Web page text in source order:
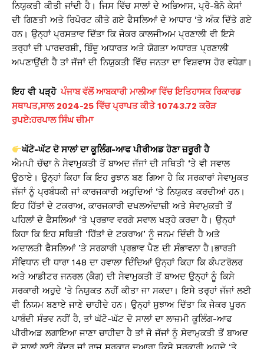
ਨਿਯੁਕਤੀ ਕੀਤੀ ਜਾਂਦੀ ਹੈ। ਜਿਸ ਵਿੱਚ ਸਾਲਾਂ ਦੇ ਅਭਿਆਸ, ਪ੍ਰੋ-ਬੋਨੋ ਕੇਸਾਂ
ਦੀ ਗਿਣਤੀ ਅਤੇ ਰਿਪੋਰਟ ਕੀਤੇ ਗਏ ਫੈਸਲਿਆਂ ਦੇ ਆਧਾਰ ‘ਤੇ ਅੰਕ ਦਿੱਤੇ ਗਏ
ਹਨ। ਉਨ੍ਹਾਂ ਪ੍ਰਸਤਾਵ ਦਿੱਤਾ ਕਿ ਜੇਕਰ ਕਾਲਜੀਅਮ ਪ੍ਰਣਾਲੀ ਵੀ ਇਸੇ
ਤਰ੍ਹਾਂ ਦੀ ਪਾਰਦਰਸ਼ੀ, ਬਿੰਦੂ ਅਧਾਰਤ ਅਤੇ ਯੋਗਤਾ ਅਧਾਰਤ ਪ੍ਰਣਾਲੀ
ਅਪਣਾਉਂਦੀ ਹੈ ਤਾਂ ਜੱਜਾਂ ਦੀ ਨਿਯੁਕਤੀ ਵਿੱਚ ਜਨਤਾ ਦਾ ਵਿਸ਼ਵਾਸ ਹੋਰ ਵਧੇਗਾ।
ਇਹ ਵੀ ਪੜ੍ਹੋ ਪੰਜਾਬ ਵੱਲੋਂ ਆਬਕਾਰੀ ਮਾਲੀਆ ਵਿੱਚ ਇਤਿਹਾਸਕ ਰਿਕਾਰਡ
ਸਥਾਪਤ,ਸਾਲ 2024-25 ਵਿੱਚ ਪ੍ਰਾਪਤ ਕੀਤੇ 10743.72 ਕਰੋੜ
ਰੁਪਏ:ਹਰਪਾਲ ਸਿੰਘ ਚੀਮਾ
ਘੱਟੋ-ਘੱਟ ਦੋ ਸਾਲਾਂ ਦਾ ਕੂਲਿੰਗ-ਆਫ ਪੀਰੀਅਡ ਹੋਣਾ ਜ਼ਰੂਰੀ ਹੈ
ਐਮਪੀ ਚੱਢਾ ਨੇ ਸੇਵਾਮੁਕਤੀ ਤੋਂ ਬਾਅਦ ਜੱਜਾਂ ਦੀ ਸਥਿਤੀ ‘ਤੇ ਵੀ ਸਵਾਲ
ਉਠਾਏ। ਉਨ੍ਹਾਂ ਕਿਹਾ ਕਿ ਇਹ ਰੁਝਾਨ ਬਣ ਗਿਆ ਹੈ ਕਿ ਸਰਕਾਰਾਂ ਸੇਵਾਮੁਕਤ
ਜੱਜਾਂ ਨੂੰ ਪ੍ਰਬੰਧਕੀ ਜਾਂ ਕਾਰਜਕਾਰੀ ਅਹੁਦਿਆਂ ‘ਤੇ ਨਿਯੁਕਤ ਕਰਦੀਆਂ ਹਨ।
ਇਹ ਹਿੱਤਾਂ ਦੇ ਟਕਰਾਅ, ਕਾਰਜਕਾਰੀ ਦਖਲਅੰਦਾਜ਼ੀ ਅਤੇ ਸੇਵਾਮੁਕਤੀ ਤੋਂ
ਪਹਿਲਾਂ ਦੇ ਫੈਸਲਿਆਂ ‘ਤੇ ਪ੍ਰਭਾਵ ਵਰਗੇ ਸਵਾਲ ਖੜ੍ਹੇ ਕਰਦਾ ਹੈ। ਉਨ੍ਹਾਂ
ਕਿਹਾ ਕਿ ਇਹ ਸਥਿਤੀ ‘ਹਿੱਤਾਂ ਦੇ ਟਕਰਾਅ’ ਨੂੰ ਜਨਮ ਦਿੰਦੀ ਹੈ ਅਤੇ
ਅਦਾਲਤੀ ਫੈਸਲਿਆਂ ’ਤੇ ਸਰਕਾਰੀ ਪ੍ਰਭਾਵ ਪੈਣ ਦੀ ਸੰਭਾਵਨਾ ਹੈ।ਭਾਰਤੀ
ਸੰਵਿਧਾਨ ਦੀ ਧਾਰਾ 148 ਦਾ ਹਵਾਲਾ ਦਿੰਦਿਆਂ ਉਨ੍ਹਾਂ ਕਿਹਾ ਕਿ ਕੰਪਟਰੋਲਰ
ਅਤੇ ਆਡੀਟਰ ਜਨਰਲ (ਕੈਗ) ਦੀ ਸੇਵਾਮੁਕਤੀ ਤੋਂ ਬਾਅਦ ਉਨ੍ਹਾਂ ਨੂੰ ਕਿਸੇ
ਸਰਕਾਰੀ ਅਹੁਦੇ ‘ਤੇ ਨਿਯੁਕਤ ਨਹੀਂ ਕੀਤਾ ਜਾ ਸਕਦਾ। ਇਸੇ ਤਰ੍ਹਾਂ ਜੱਜਾਂ ਲਈ
ਵੀ ਨਿਯਮ ਬਣਾਏ ਜਾਣੇ ਚਾਹੀਦੇ ਹਨ। ਉਨ੍ਹਾਂ ਸੁਝਾਅ ਦਿੱਤਾ ਕਿ ਜੇਕਰ ਪੂਰਨ
ਪਾਬੰਦੀ ਸੰਭਵ ਨਹੀਂ ਹੈ, ਤਾਂ ਘੱਟੋ-ਘੱਟ ਦੋ ਸਾਲਾਂ ਦਾ ਲਾਜ਼ਮੀ ਕੂਲਿੰਗ-ਆਫ
ਪੀਰੀਅਡ ਲਗਾਇਆ ਜਾਣਾ ਚਾਹੀਦਾ ਹੈ ਤਾਂ ਜੋ ਜੱਜਾਂ ਨੂੰ ਸੇਵਾਮੁਕਤੀ ਤੋਂ ਬਾਅਦ